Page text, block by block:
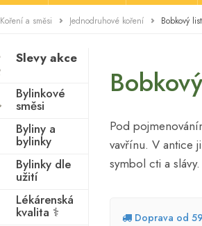
Koření a směsi Jednodruhové koření Bobkový
Slevy akce
Bylinkové
směsi
Byliny a
bylinky
Bylinky dle
užití
Lékárenská
kvalita ⚕
Pod
vavřínu. V antice
symbol cti a slávy.
Doprava od